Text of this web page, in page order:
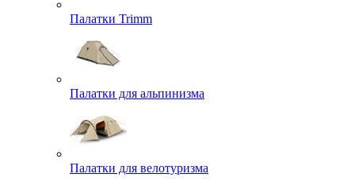
Палатки Trimm
Палатки для альпинизма
Палатки для велотуризма